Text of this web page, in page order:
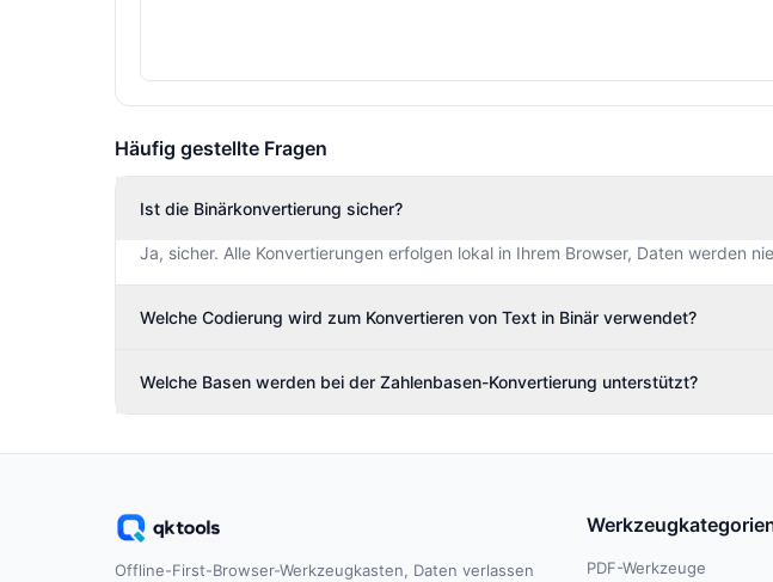
Häufig gestellte Fragen
Ist die Binärkonvertierung sicher?
Ja, sicher. Alle Konvertierungen erfolgen lokal in Ihrem Browser, Daten werden
Welche Codierung wird zum Konvertieren von Text in Binär verwendet?
Welche Basen werden bei der Zahlenbasen-Konvertierung unterstützt?
Offline-First-Browser-Werkzeugkasten, Daten verlassen PDF-Werkzeuge